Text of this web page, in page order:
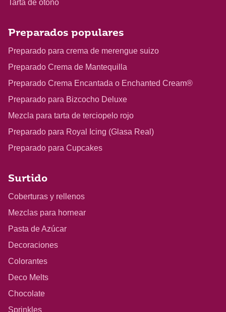
Tarta de otoño
Preparados populares
Preparado para crema de merengue suizo
Preparado Crema de Mantequilla
Preparado Crema Encantada o Enchanted Cream®
Preparado para Bizcocho Deluxe
Mezcla para tarta de terciopelo rojo
Preparado para Royal Icing (Glasa Real)
Preparado para Cupcakes
Surtido
Coberturas y rellenos
Mezclas para hornear
Pasta de Azúcar
Decoraciones
Colorantes
Deco Melts
Chocolate
Sprinkles